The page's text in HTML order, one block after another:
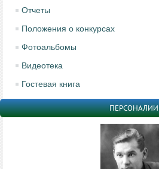
Отчеты
Положения о конкурсах
Фотоальбомы
Видеотека
Гостевая книга
ПЕРСОНАЛИИ